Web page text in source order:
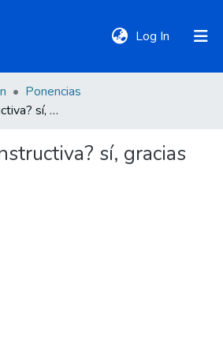
Log In (current)
Ponencias
¿Justicia reconstructiva? sí, gracias
sí, gracias